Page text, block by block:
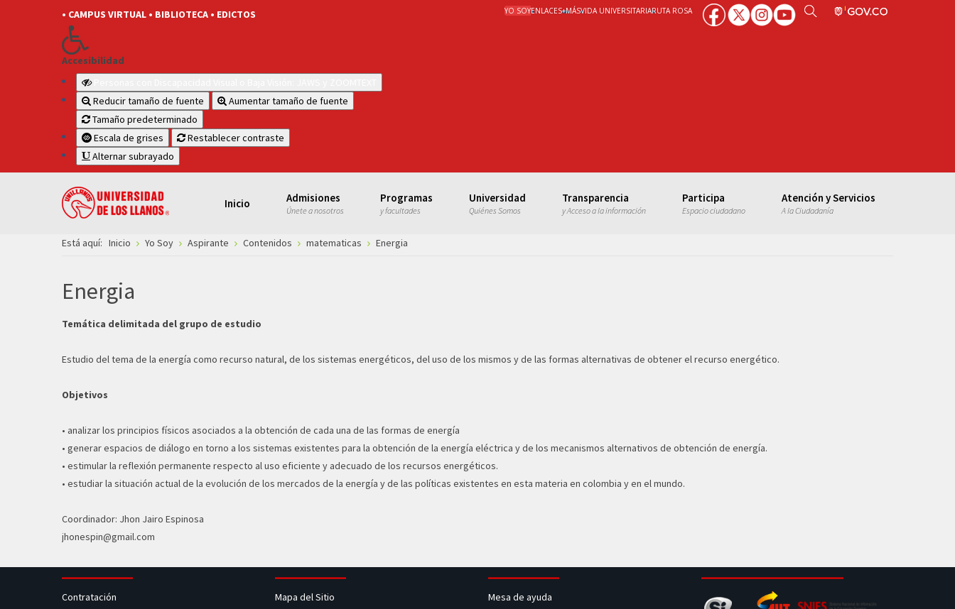
• CAMPUS VIRTUAL • BIBLIOTECA • EDICTOS
Accesibilidad
Reducir tamaño de fuente
Aumentar tamaño de fuente
Tamaño predeterminado
Escala de grises
Restablecer contraste
Alternar subrayado
YO SOYENLACES+MÁSVIDA UNIVERSITARIARUTA ROSA
Inicio Admisiones
Únete a nosotros
Programas
y facultades
Universidad
Quiénes Somos
Transparencia
y Acceso a la información
Participa
Espacio ciudadano
Atención y Servicios
A la Ciudadanía
Está aquí: Inicio Yo Soy Aspirante Contenidos matematicas Energia
Energia
Temática delimitada del grupo de estudio
Estudio del tema de la energía como recurso natural, de los sistemas energéticos, del uso de los mismos y de las formas alternativas de obtener el recurso energético.
Objetivos
• analizar los principios físicos asociados a la obtención de cada una de las formas de energía
• generar espacios de diálogo en torno a los sistemas existentes para la obtención de la energía eléctrica y de los mecanismos alternativos de obtención de energía.
• estimular la reflexión permanente respecto al uso eficiente y adecuado de los recursos energéticos.
• estudiar la situación actual de la evolución de los mercados de la energía y de las políticas existentes en esta materia en colombia y en el mundo.
Coordinador: Jhon Jairo Espinosa
jhonespin@gmail.com
Contratación
Mapa del Sitio
Mesa de ayuda